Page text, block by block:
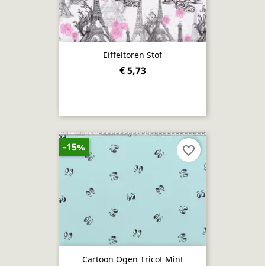
Eiffeltoren Stof
€ 5,73
Cartoon Ogen Tricot Mint
-15% favorite_border